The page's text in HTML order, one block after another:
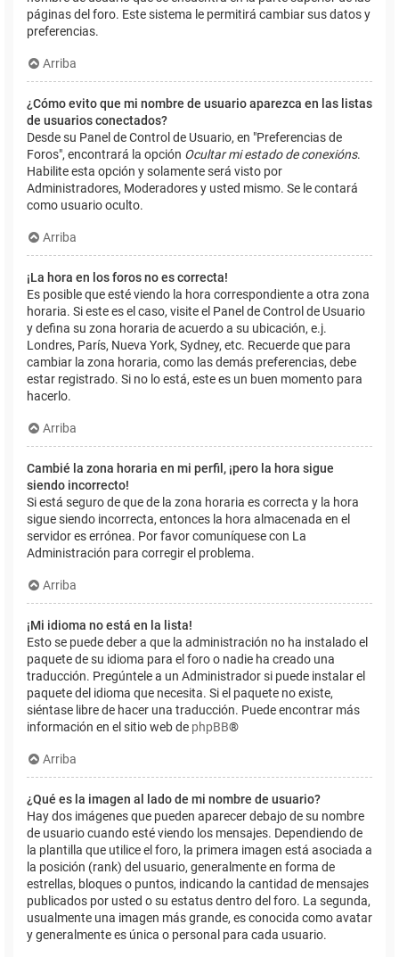
páginas del foro. Este sistema le permitirá cambiar sus datos y
preferencias.
Arriba
¿Cómo evito que mi nombre de usuario aparezca en las listas
de usuarios conectados?
Desde su Panel de Control de Usuario, en "Preferencias de
Foros", encontrará la opción Ocultar mi estado de conexións.
Habilite esta opción y solamente será visto por
Administradores, Moderadores y usted mismo. Se le contará
como usuario oculto.
Arriba
¡La hora en los foros no es correcta!
Es posible que esté viendo la hora correspondiente a otra zona
horaria. Si este es el caso, visite el Panel de Control de Usuario
y defina su zona horaria de acuerdo a su ubicación, e.j.
Londres, París, Nueva York, Sydney, etc. Recuerde que para
cambiar la zona horaria, como las demás preferencias, debe
estar registrado. Si no lo está, este es un buen momento para
hacerlo.
Arriba
Cambié la zona horaria en mi perfil, ¡pero la hora sigue
siendo incorrecto!
Si está seguro de que de la zona horaria es correcta y la hora
sigue siendo incorrecta, entonces la hora almacenada en el
servidor es errónea. Por favor comuníquese con La
Administración para corregir el problema.
Arriba
¡Mi idioma no está en la lista!
Esto se puede deber a que la administración no ha instalado el
paquete de su idioma para el foro o nadie ha creado una
traducción. Pregúntele a un Administrador si puede instalar el
paquete del idioma que necesita. Si el paquete no existe,
siéntase libre de hacer una traducción. Puede encontrar más
información en el sitio web de phpBB®
Arriba
¿Qué es la imagen al lado de mi nombre de usuario?
Hay dos imágenes que pueden aparecer debajo de su nombre
de usuario cuando esté viendo los mensajes. Dependiendo de
la plantilla que utilice el foro, la primera imagen está asociada a
la posición (rank) del usuario, generalmente en forma de
estrellas, bloques o puntos, indicando la cantidad de mensajes
publicados por usted o su estatus dentro del foro. La segunda,
usualmente una imagen más grande, es conocida como avatar
y generalmente es única o personal para cada usuario.